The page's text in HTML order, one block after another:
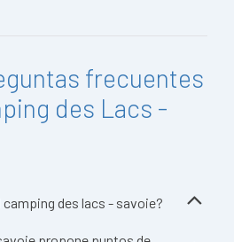
frecuentes
des Lacs -
camping des lacs - savoie?